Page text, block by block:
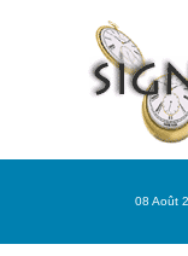
08 Août